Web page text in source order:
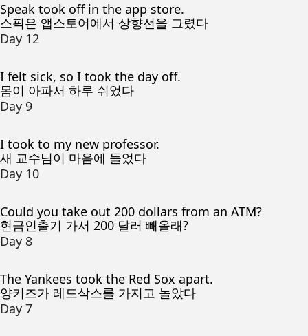
Speak took off in the app store.
스픽은 앱스토어에서 상향선을 그렸다
Day 12
I felt sick, so I took the day off.
몸이 아파서 하루 쉬었다
Day 9
I took to my new professor.
새 교수님이 마음에 들었다
Day 10
Could you take out 200 dollars from an ATM?
현금인출기 가서 200 달러 빼올래?
Day 8
The Yankees took the Red Sox apart.
양키즈가 레드삭스를 가지고 놀았다
Day 7